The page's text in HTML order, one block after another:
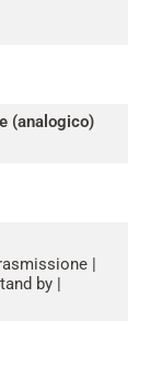
(analogico)
|
by |